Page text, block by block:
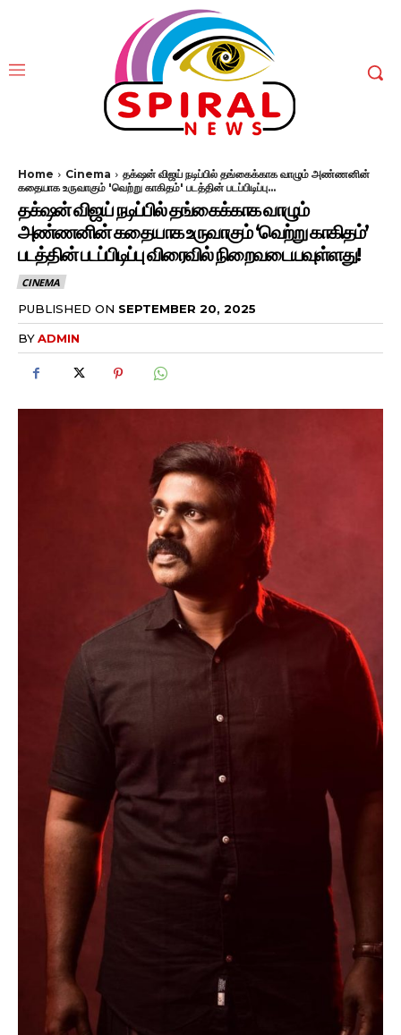
Home Cinema
தக்‌ஷன் விஜய் நடிப்பில் தங்கைக்காக வாழும் அண்ணனின்
கதையாக உருவாகும் 'வெற்று காகிதம்' படத்தின் படப்பிடிப்பு...
தக்‌ஷன் விஜய் நடிப்பில் தங்கைக்காக வாழும்
அண்ணனின் கதையாக உருவாகும் ‘வெற்று காகிதம்’
படத்தின் படப்பிடிப்பு விரைவில் நிறைவடையவுள்ளது!
CINEMA
PUBLISHED ON SEPTEMBER 20, 2025
BYADMIN